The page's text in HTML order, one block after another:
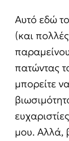
Αυτό εδώ
(και
πατώντας
μπορείτε
μου. Αλλά,